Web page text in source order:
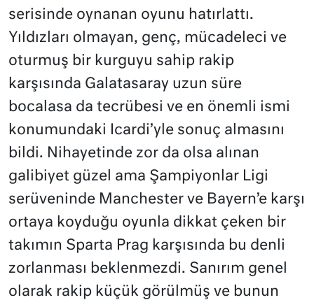
serisinde oynanan oyunu hatırlattı.
Yıldızları olmayan, genç, mücadeleci ve
oturmuş bir kurguyu sahip rakip
karşısında Galatasaray uzun süre
bocalasa da tecrübesi ve en önemli ismi
konumundaki Icardi’yle sonuç almasını
bildi. Nihayetinde zor da olsa alınan
galibiyet güzel ama Şampiyonlar Ligi
serüveninde Manchester ve Bayern’e karşı
ortaya koyduğu oyunla dikkat çeken bir
takımın Sparta Prag karşısında bu denli
zorlanması beklenmezdi. Sanırım genel
olarak rakip küçük görülmüş ve bunun